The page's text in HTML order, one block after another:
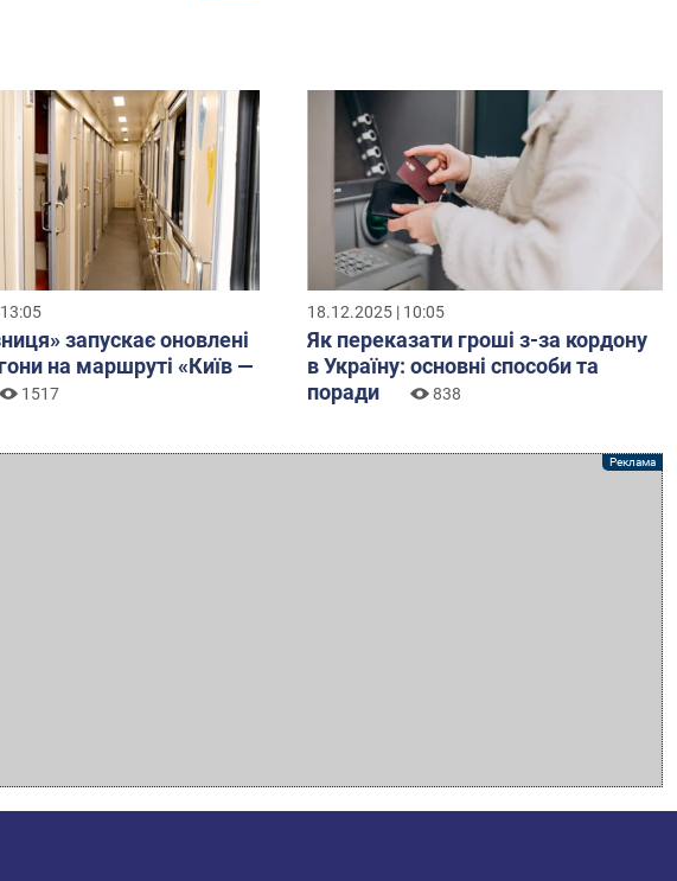
запускає оновлені
на маршруті «Київ —
1517
18.12.2025 | 10:05
Як переказати гроші з-за кордону
в Україну: основні способи та
поради
838